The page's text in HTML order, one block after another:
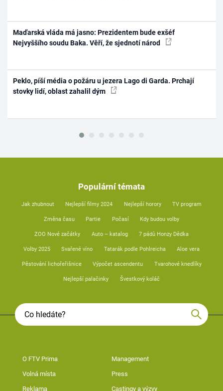
Maďarská vláda má jasno: Prezidentem bude exšéf
Nejvyššího soudu Baka. Věří, že sjednotí národ
Peklo, píší média o požáru u jezera Lago di Garda. Prchají
stovky lidí, oblast zahalil dým
Populární témata
Jak zhubnout Nejlepší filmy 2024 Nejlepší horory TV program
Změna času Partie Počasí Kdy budou volby
ZOO Nové začátky Auto – katalog 7 pádů Honzy Dědka
Volby 2025 Svařené víno Tatarák podle Pohlreicha Aloe vera
Pěstování lichořeřišnice Výpočet ascendentu Tvarohové knedlíky
Nejlepší palačinky Švestkový koláč
O FTV Prima Management
Volná místa Press
Reklama Castingy a výzvy